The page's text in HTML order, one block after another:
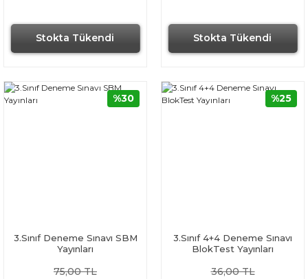
Stokta Tükendi Stokta Tükendi
3.Sınıf Deneme Sınavı SBM
Yayınları
75,00 TL
%30
3.Sınıf 4+4 Deneme Sınavı
BlokTest Yayınları
36,00 TL
%25